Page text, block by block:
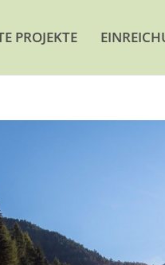
PROJEKTE